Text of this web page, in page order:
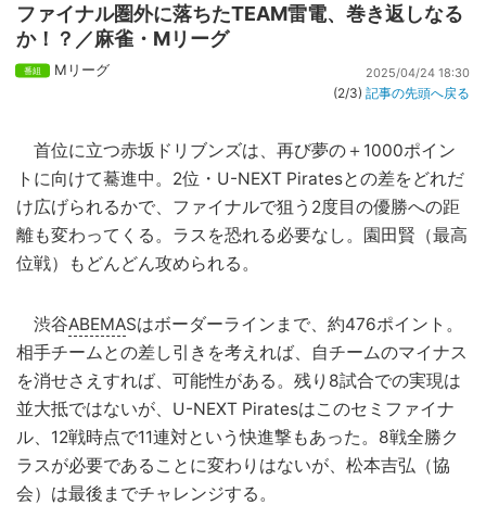
ファイナル圏外に落ちたTEAM雷電、巻き返しなる
か！？／麻雀・Mリーグ
Mリーグ 2025/04/24 18:30
(2/3) 記事の先頭へ戻る
首位に立つ赤坂ドリブンズは、再び夢の＋1000ポイン
トに向けて驀進中。2位・U-NEXT Piratesとの差をどれだ
け広げられるかで、ファイナルで狙う2度目の優勝への距
離も変わってくる。ラスを恐れる必要なし。園田賢（最高
位戦）もどんどん攻められる。
渋谷ABEMASはボーダーラインまで、約476ポイント。
相手チームとの差し引きを考えれば、自チームのマイナス
を消せさえすれば、可能性がある。残り8試合での実現は
並大抵ではないが、U-NEXT Piratesはこのセミファイナ
ル、12戦時点で11連対という快進撃もあった。8戦全勝ク
ラスが必要であることに変わりはないが、松本吉弘（協
会）は最後までチャレンジする。